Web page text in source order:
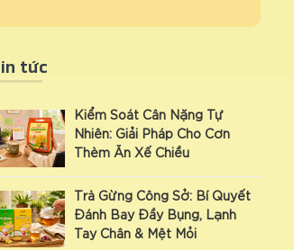
tức
Kiểm Soát Cân Nặng Tự
Nhiên: Giải Pháp Cho Cơn
Thèm Ăn Xế Chiều
Trà Gừng Công Sở: Bí Quyết
Đánh Bay Đầy Bụng, Lạnh
Tay Chân & Mệt Mỏi